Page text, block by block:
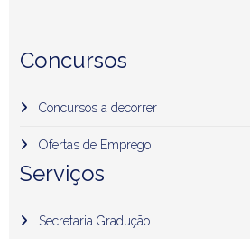
Concursos
Concursos a decorrer
Ofertas de Emprego
Serviços
Secretaria Gradução